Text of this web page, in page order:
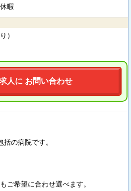
暇
）
人に お問い合わせ
の病院です。
ご希望に合わせ選べます。